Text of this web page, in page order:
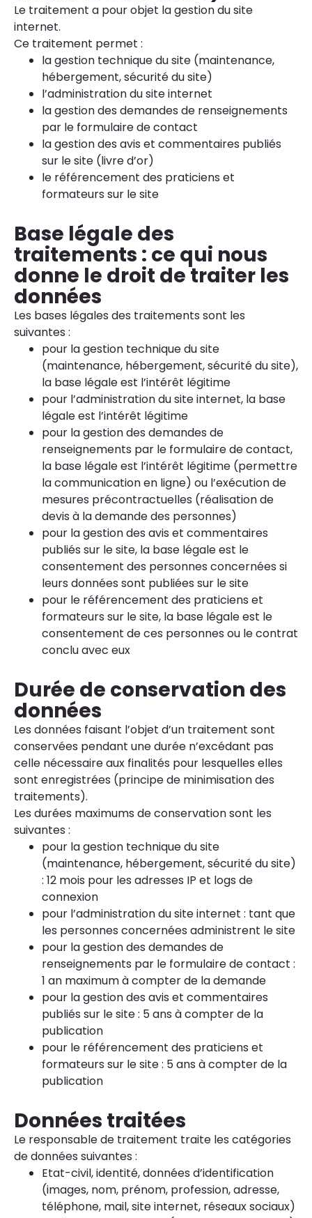
Le traitement a pour objet la gestion du site
internet.
Ce traitement permet :
la gestion technique du site (maintenance,
hébergement, sécurité du site)
l’administration du site internet
la gestion des demandes de renseignements
par le formulaire de contact
la gestion des avis et commentaires publiés
sur le site (livre d’or)
le référencement des praticiens et
formateurs sur le site
Base légale des
traitements : ce qui nous
donne le droit de traiter les
données
Les bases légales des traitements sont les
suivantes :
pour la gestion technique du site
(maintenance, hébergement, sécurité du site),
la base légale est l’intérêt légitime
pour l’administration du site internet, la base
légale est l’intérêt légitime
pour la gestion des demandes de
renseignements par le formulaire de contact,
la base légale est l’intérêt légitime (permettre
la communication en ligne) ou l’exécution de
mesures précontractuelles (réalisation de
devis à la demande des personnes)
pour la gestion des avis et commentaires
publiés sur le site, la base légale est le
consentement des personnes concernées si
leurs données sont publiées sur le site
pour le référencement des praticiens et
formateurs sur le site, la base légale est le
consentement de ces personnes ou le contrat
conclu avec eux
Durée de conservation des
données
Les données faisant l’objet d’un traitement sont
conservées pendant une durée n’excédant pas
celle nécessaire aux finalités pour lesquelles elles
sont enregistrées (principe de minimisation des
traitements).
Les durées maximums de conservation sont les
suivantes :
pour la gestion technique du site
(maintenance, hébergement, sécurité du site)
: 12 mois pour les adresses IP et logs de
connexion
pour l’administration du site internet : tant que
les personnes concernées administrent le site
pour la gestion des demandes de
renseignements par le formulaire de contact :
1 an maximum à compter de la demande
pour la gestion des avis et commentaires
publiés sur le site : 5 ans à compter de la
publication
pour le référencement des praticiens et
formateurs sur le site : 5 ans à compter de la
publication
Données traitées
Le responsable de traitement traite les catégories
de données suivantes :
Etat-civil, identité, données d’identification
(images, nom, prénom, profession, adresse,
téléphone, mail, site internet, réseaux sociaux)